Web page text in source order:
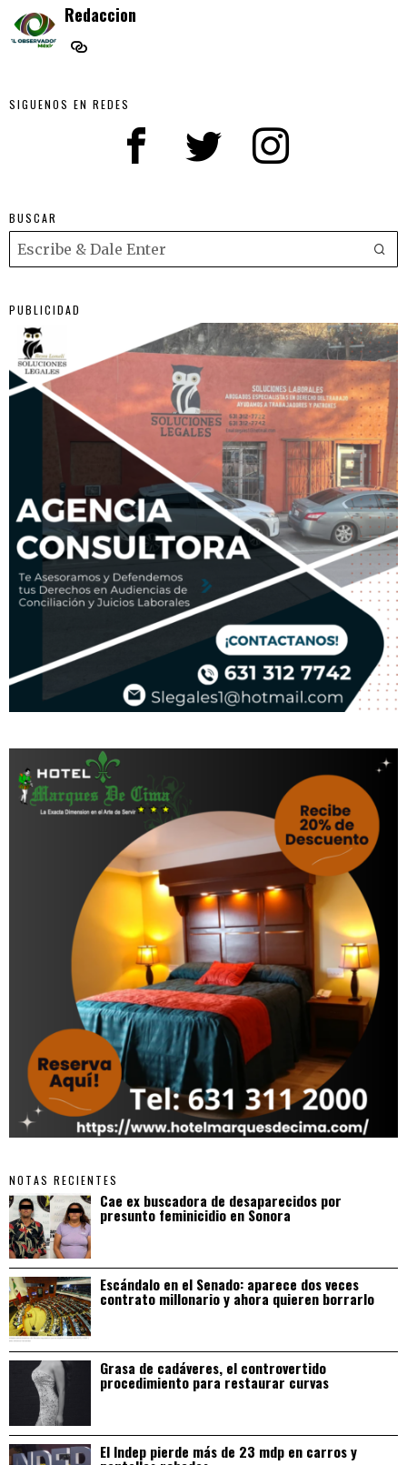
Redaccion
SIGUENOS EN REDES
BUSCAR
PUBLICIDAD
NOTAS RECIENTES
Cae ex buscadora de desaparecidos por
presunto feminicidio en Sonora
Escándalo en el Senado: aparece dos veces
contrato millonario y ahora quieren borrarlo
Grasa de cadáveres, el controvertido
procedimiento para restaurar curvas
El Indep pierde más de 23 mdp en carros y